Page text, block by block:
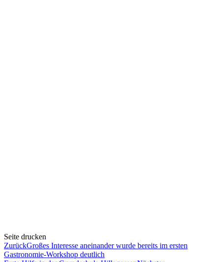
Seite drucken
ZurückGroßes Interesse aneinander wurde bereits im ersten
Gastronomie-Workshop deutlich